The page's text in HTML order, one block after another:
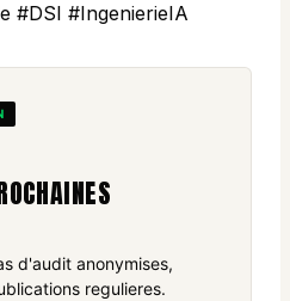
#DSI #IngenierieIA
d'audit anonymises,
regulieres.